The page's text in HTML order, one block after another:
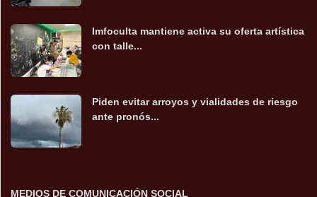
Imfoculta mantiene activa su oferta artística
con talle...
Piden evitar arroyos y vialidades de riesgo
ante pronós...
MEDIOS DE COMUNICACIÓN SOCIAL